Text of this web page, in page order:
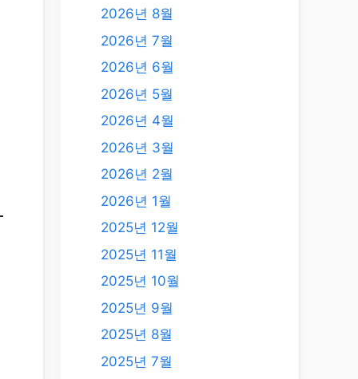
2026년 8월
2026년 7월
2026년 6월
2026년 5월
2026년 4월
2026년 3월
2026년 2월
2026년 1월
2025년 12월
2025년 11월
2025년 10월
2025년 9월
2025년 8월
2025년 7월